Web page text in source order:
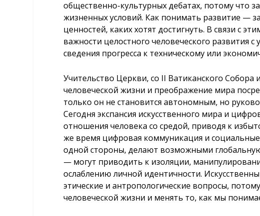
общественно-культурных дебатах, потому что
жизненных условий. Как понимать развитие —
ценностей, каких хотят достигнуть. В связи с
важности целостного человеческого развития
сведения прогресса к техническому или
Учительство Церкви, со II Ватиканского Собора
человеческой жизни и преображение мира
только он не становится автономным, но
Сегодня экспансия искусственного мира и
отношения человека со средой, приводя к
же время цифровая коммуникация и
одной стороны, делают возможными
— могут приводить к изоляции,
ослаблению личной идентичности.
этические и антропологические вопросы,
человеческой жизни и менять то, как мы